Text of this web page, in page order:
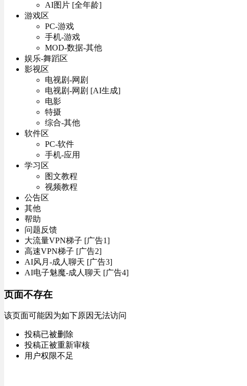
AI图片 [全年龄]
游戏区
PC-游戏
手机-游戏
MOD-数据-其他
娱乐-舞蹈区
影视区
电视剧-网剧
电视剧-网剧 [AI生成]
电影
特摄
综合-其他
软件区
PC-软件
手机-应用
学习区
图文教程
视频教程
公告区
其他
帮助
问题反馈
大流量VPN梯子 [广告1]
高速VPN梯子 [广告2]
AI风月-成人聊天 [广告3]
AI电子魅魔-成人聊天 [广告4]
页面不存在
该页面可能因为如下原因无法访问
投稿已被删除
投稿正被重新审核
用户权限不足